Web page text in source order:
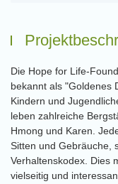
Die Hope for Life-
bekannt als "Goldenes
Kindern und
leben zahlreiche
Hmong und Karen.
Sitten und Gebräuche,
Verhaltenskodex. Dies
vielseitig und